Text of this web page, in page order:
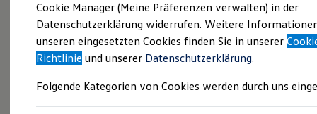
Schnell verfügbare Fahrzeuge
Angebote und Produkte
Aktuelle Angebote
E-Auto-Förderung
Volkswagen Marktplatz
Junge Gebrauchtwagen und Gebrauchtwagen
Cookie Manager (Meine Präferenzen verwalten) in der
Datenschutzerklärung widerrufen. Weitere
unseren eingesetzten Cookies finden Sie in unserer
Richtlinie und unserer Datenschutzerklärung.
Folgende Kategorien von Cookies werden durch uns